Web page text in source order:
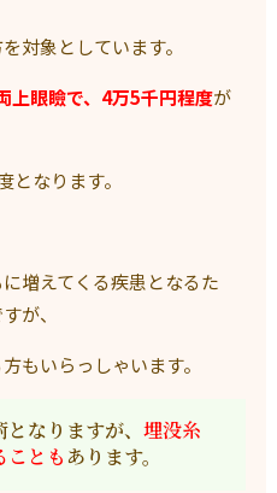
対象としています。
上眼瞼で、4万5千円程度が
となります。
増えてくる疾患となるた
が、
もいらっしゃいます。
なりますが、 埋没糸
ことも あります。